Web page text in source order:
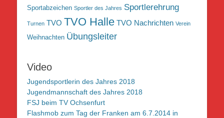
Sportabzeichen Sportler des Jahres Sportlerehrung
Turnen TVO TVO Halle TVO Nachrichten Verein
Weihnachten Übungsleiter
Video
Jugendsportlerin des Jahres 2018
Jugendmannschaft des Jahres 2018
FSJ beim TV Ochsenfurt
Flashmob zum Tag der Franken am 6.7.2014 in